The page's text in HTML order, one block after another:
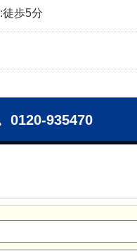
歩5分
0120-935470